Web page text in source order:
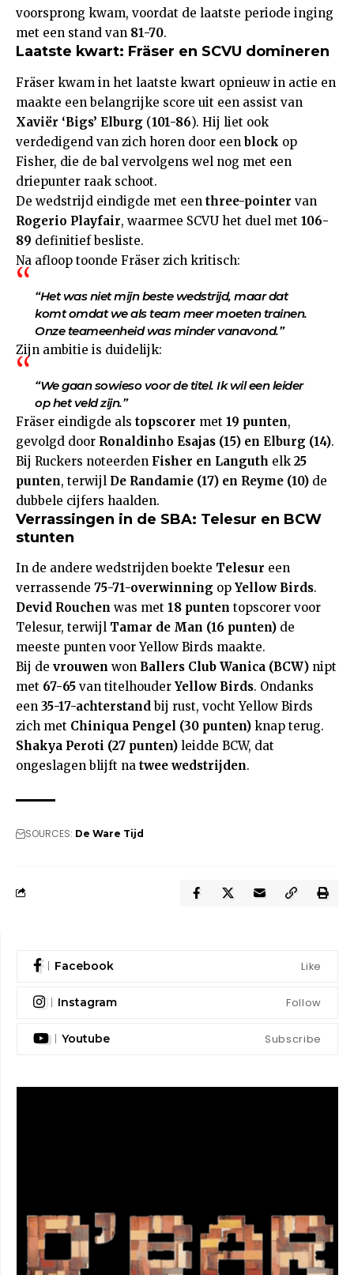
voorsprong kwam, voordat de laatste periode inging
met een stand van 81-70.
Laatste kwart: Fräser en SCVU domineren
Fräser kwam in het laatste kwart opnieuw in actie en
maakte een belangrijke score uit een assist van
Xaviër ‘Bigs’ Elburg (101-86). Hij liet ook
verdedigend van zich horen door een block op
Fisher, die de bal vervolgens wel nog met een
driepunter raak schoot.
De wedstrijd eindigde met een three-pointer van
Rogerio Playfair, waarmee SCVU het duel met 106-
89 definitief besliste.
Na afloop toonde Fräser zich kritisch:
“Het was niet mijn beste wedstrijd, maar dat
komt omdat we als team meer moeten trainen.
Onzeteameenheidwas minder vanavond.”
Zijn ambitie is duidelijk:
“We gaan sowieso voor de titel. Ik wil een leider
op het veld zijn.”
Fräser eindigde als topscorer met 19 punten,
gevolgd door Ronaldinho Esajas (15) en Elburg (14).
Bij Ruckers noteerden Fisher en Languth elk 25
punten, terwijl De Randamie (17) en Reyme (10) de
dubbele cijfers haalden.
Verrassingen in de SBA: Telesur en BCW
stunten
In de andere wedstrijden boekte Telesur een
verrassende 75-71-overwinning op Yellow Birds.
Devid Rouchen was met 18 punten topscorer voor
Telesur, terwijl Tamar de Man (16 punten) de
meeste punten voor Yellow Birds maakte.
Bij de vrouwen won Ballers Club Wanica (BCW) nipt
met 67-65 van titelhouder Yellow Birds. Ondanks
een 35-17-achterstandbij rust, vocht Yellow Birds
zich met Chiniqua Pengel (30 punten) knap terug.
Shakya Peroti (27 punten) leidde BCW, dat
ongeslagen blijft na twee wedstrijden.
SOURCES: De Ware Tijd
Facebook Like
Instagram Follow
Youtube Subscribe